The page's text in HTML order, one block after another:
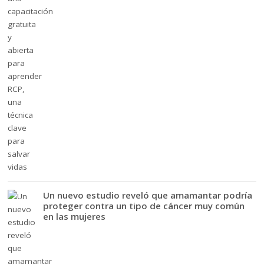
Un nuevo estudio reveló que amamantar podría
proteger contra un tipo de cáncer muy común
en las mujeres